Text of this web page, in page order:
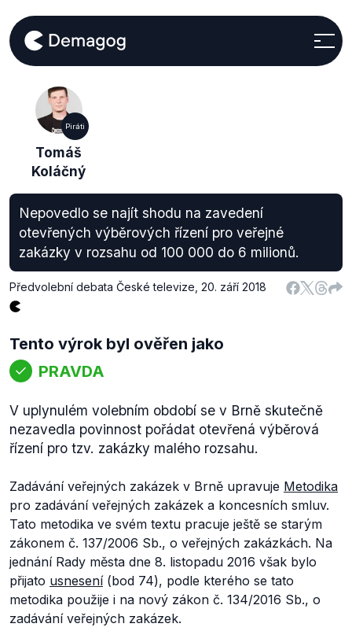
Piráti
Tomáš
Koláčný
Nepovedlo se najít shodu na zavedení
otevřených výběrových řízení pro veřejné
zakázky v rozsahu od 100 000 do 6 milionů.
Předvolební debata České televize 20. září 2018
Tento výrok byl ověřen jako
PRAVDA
V uplynulém volebním období se v Brně skutečně
nezavedla povinnost pořádat otevřená výběrová
řízení pro tzv. zakázky malého rozsahu.
Zadávání veřejných zakázek v Brně upravuje Metodika
pro zadávání veřejných zakázek a koncesních smluv.
Tato metodika ve svém textu pracuje ještě se starým
zákonem č. 137/2006 Sb., o veřejných zakázkách. Na
jednání Rady města dne 8. listopadu 2016 však bylo
přijato usnesení(bod 74), podle kterého se tato
metodika použije i na nový zákon č. 134/2016 Sb., o
zadávání veřejných zakázek.